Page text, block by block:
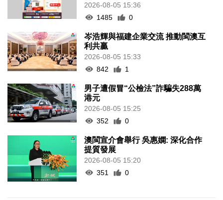
2026-08-05 15:36
1485
0
岑浩輝與福建企業交流 推動閩澳互
利共贏
2026-08-05 15:33
842
1
男子遭假冒“公檢法”詐騙失288萬
港元
2026-08-05 15:25
352
0
澳閩宣介會舉行 吳惠嫻: 深化合作
提質發展
2026-08-05 15:20
351
0